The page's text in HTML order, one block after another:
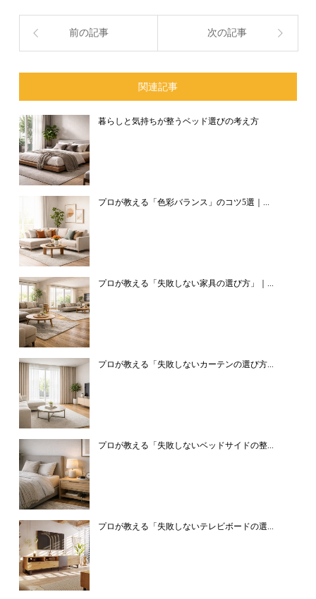
前の記事 次の記事
関連記事
暮らしと気持ちが整うベッド選びの考え方
プロが教える「色彩バランス」のコツ5選｜...
プロが教える「失敗しない家具の選び方」｜...
プロが教える「失敗しないカーテンの選び方...
プロが教える「失敗しないベッドサイドの整...
プロが教える「失敗しないテレビボードの選...